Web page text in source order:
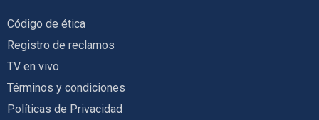
Código de ética
Registro de reclamos
TV en vivo
Términos y condiciones
Políticas de Privacidad